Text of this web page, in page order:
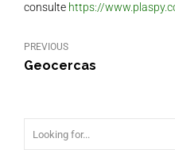
consulte https://
PREVIOUS
Geocercas